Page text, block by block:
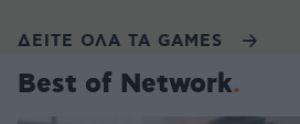
ΔΕΙΤΕ ΟΛΑ ΤΑ GAMES
Best of Network